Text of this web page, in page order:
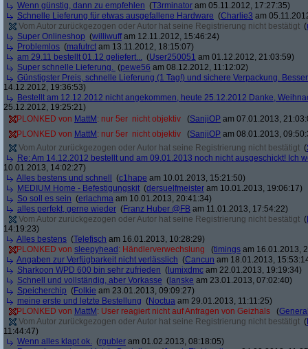
Wenn günstig, dann zu empfehlen (T3rminator am 05.11.2012, 17:27:35)
Schnelle Lieferung für etwas ausgefallene Hardware (Charlie3 am
Vom Autor zurückgezogen oder Autor hat seine Registrierung nicht bestätigt (
Super Onlineshop (williwuffam 12.11.2012, 15:46:24)
Problemlos (mafutrct am 13.11.2012, 18:15:07)
am 29.11 bestellt 01.12 geliefert... (User250051 am 01.12.2012, 21:03:59)
Super schnelle Lieferung. (pewe56 am 08.12.2012, 11:12:02)
Günstigster Preis, schnelle Lieferung (1 Tag!) und sichere Verpackung.
14.12.2012, 19:36:53)
Bestellt am 12.12.2012 nicht angekommen, heute 25.12.2012 Danke,
25.12.2012, 19:25:21)
PLONKED von MattM : nur 5er  nicht objektiv (SanjiOP am 07.01.2013,
PLONKED von MattM : nur 5er  nicht objektiv (SanjiOP am 08.01.2013,
Vom Autor zurückgezogen oder Autor hat seine Registrierung nicht bestätigt (
Re: Am 14.12.2012 bestellt und am 09.01.2013 noch nicht ausgeschickt! Ich
10.01.2013, 14:02:27)
Alles bestens und schnell
(c1hape am 10.01.2013, 15:21:50)
MEDIUM Home - Befestigungskit (dersuelfmeister am 10.01.2013, 19:06:17)
So soll es sein (erlachma am 10.01.2013, 20:41:34)
alles perfekt, gerne wieder (Franz Huber @FB am 11.01.2013, 17:54:22)
Vom Autor zurückgezogen oder Autor hat seine Registrierung nicht bestätigt (
14:19:23)
Alles bestens (Telefisch am 16.01.2013, 10:28:29)
PLONKED von sleepyhead : Händlerverwechslung (timings am 16.01.2013,
Angaben zur Verfügbarkeit nicht verlässlich (Cancun am 18.01.2013,
Sharkoon WPD 600 bin sehr zufrieden ( lumixdmc am 22.01.2013, 19:19:34)
Schnell und vollständig, aber Vorkasse ( lanske am 23.01.2013, 07:02:40)
Speicherchip (Folkie am 23.01.2013, 09:09:27)
meine erste und letzte Bestellung (Noctua am 29.01.2013, 11:11:25)
PLONKED von MattM : User reagiert nicht auf Anfragen von Geizhals (
Vom Autor zurückgezogen oder Autor hat seine Registrierung nicht bestätigt (
11:44:47)
Wenn alles klapt ok. (rgubler am 01.02.2013, 08:18:05)